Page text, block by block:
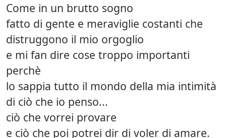
Come in un brutto sogno
fatto di gente e meraviglie costanti che
distruggono il mio orgoglio
e mi fan dire cose troppo importanti
perchè
lo sappia tutto il mondo della mia intimità
di ciò che io penso...
ciò che vorrei provare
e ciò che poi potrei dir di voler di amare.